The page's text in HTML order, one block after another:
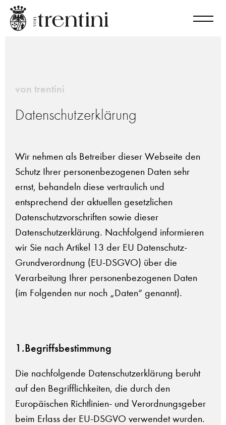
von trentini
Datenschutzerklärung
Wir nehmen als Betreiber dieser Webseite den
Schutz Ihrer personenbezogenen Daten sehr
ernst, behandeln diese vertraulich und
entsprechend der aktuellen gesetzlichen
Datenschutzvorschriften sowie dieser
Datenschutzerklärung. Nachfolgend informieren
wir Sie nach Artikel 13 der EU Datenschutz-
Grundverordnung (EU-DSGVO) über die
Verarbeitung Ihrer personenbezogenen Daten
(im Folgenden nur noch „Daten“ genannt).
1.Begriffsbestimmung
Die nachfolgende Datenschutzerklärung beruht
auf den Begrifflichkeiten, die durch den
Europäischen Richtlinien- und Verordnungsgeber
beim Erlass der EU-DSGVO verwendet wurden.